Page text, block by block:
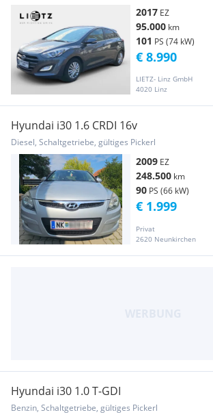
2017 EZ
95.000 km
101 PS (74 kW)
LIETZ- Linz GmbH
4020 Linz
€ 8.990
Hyundai i30 1.6 CRDI 16v
Diesel, Schaltgetriebe, gültiges Pickerl
2009 EZ
248.500 km
90 PS (66 kW)
Privat
2620 Neunkirchen
€ 1.999
Hyundai i30 1.0 T-GDI
Benzin, Schaltgetriebe, gültiges Pickerl